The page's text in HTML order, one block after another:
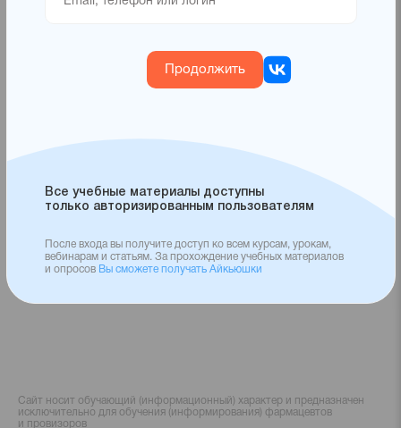
Сайт носит обучающий (информационный) характер и предназначен
исключительно для обучения (информирования) фармацевтов
и провизоров
Email,
Продолжить
Все учебные материалы доступны
только авторизированным пользователям
После входа вы получите доступ ко всем курсам, урокам,
вебинарам и статьям. За прохождение учебных материалов
и опросов Вы сможете получать Айкьюшки